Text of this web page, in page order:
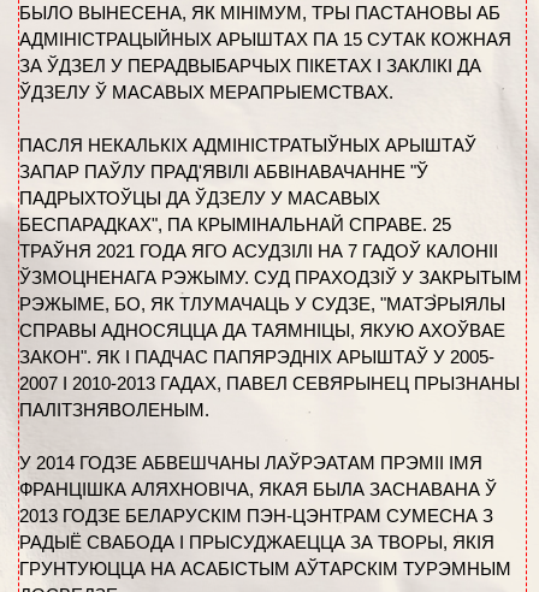
БЫЛО ВЫНЕСЕНА, ЯК МІНІМУМ, ТРЫ ПАСТАНОВЫ АБ
АДМІНІСТРАЦЫЙНЫХ АРЫШТАХ ПА 15 СУТАК КОЖНАЯ
ЗА ЎДЗЕЛ У ПЕРАДВЫБАРЧЫХ ПІКЕТАХ І ЗАКЛІКІ ДА
ЎДЗЕЛУ Ў МАСАВЫХ МЕРАПРЫЕМСТВАХ.
ПАСЛЯ НЕКАЛЬКІХ АДМІНІСТРАТЫЎНЫХ АРЫШТАЎ
ЗАПАР ПАЎЛУ ПРАД'ЯВІЛІ АБВІНАВАЧАННЕ "Ў
ПАДРЫХТОЎЦЫ ДА ЎДЗЕЛУ У МАСАВЫХ
БЕСПАРАДКАХ", ПА КРЫМІНАЛЬНАЙ СПРАВЕ. 25
ТРАЎНЯ 2021 ГОДА ЯГО АСУДЗІЛІ НА 7 ГАДОЎ КАЛОНІІ
ЎЗМОЦНЕНАГА РЭЖЫМУ. СУД ПРАХОДЗІЎ У ЗАКРЫТЫМ
РЭЖЫМЕ, БО, ЯК ТЛУМАЧАЦЬ У СУДЗЕ, "МАТЭРЫЯЛЫ
СПРАВЫ АДНОСЯЦЦА ДА ТАЯМНІЦЫ, ЯКУЮ АХОЎВАЕ
ЗАКОН". ЯК І ПАДЧАС ПАПЯРЭДНІХ АРЫШТАЎ У 2005-
2007 І 2010-2013 ГАДАХ, ПАВЕЛ СЕВЯРЫНЕЦ ПРЫЗНАНЫ
ПАЛІТЗНЯВОЛЕНЫМ.
У 2014 ГОДЗЕ АБВЕШЧАНЫ ЛАЎРЭАТАМ ПРЭМІІ ІМЯ
ФРАНЦІШКА АЛЯХНОВІЧА, ЯКАЯ БЫЛА ЗАСНАВАНА Ў
2013 ГОДЗЕ БЕЛАРУСКІМ ПЭН-ЦЭНТРАМ СУМЕСНА З
РАДЫЁ СВАБОДА І ПРЫСУДЖАЕЦЦА ЗА ТВОРЫ, ЯКІЯ
ГРУНТУЮЦЦА НА АСАБІСТЫМ АЎТАРСКІМ ТУРЭМНЫМ